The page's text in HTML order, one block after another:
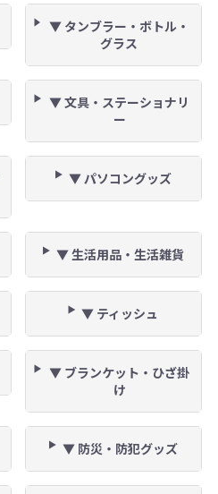
▼ タンブラー・ボトル・
グラス
▼ 文具・ステーショナリ
ー
▼ パソコングッズ
▼ 生活用品・生活雑貨
▼ ティッシュ
▼ ブランケット・ひざ掛
け
▼ 防災・防犯グッズ